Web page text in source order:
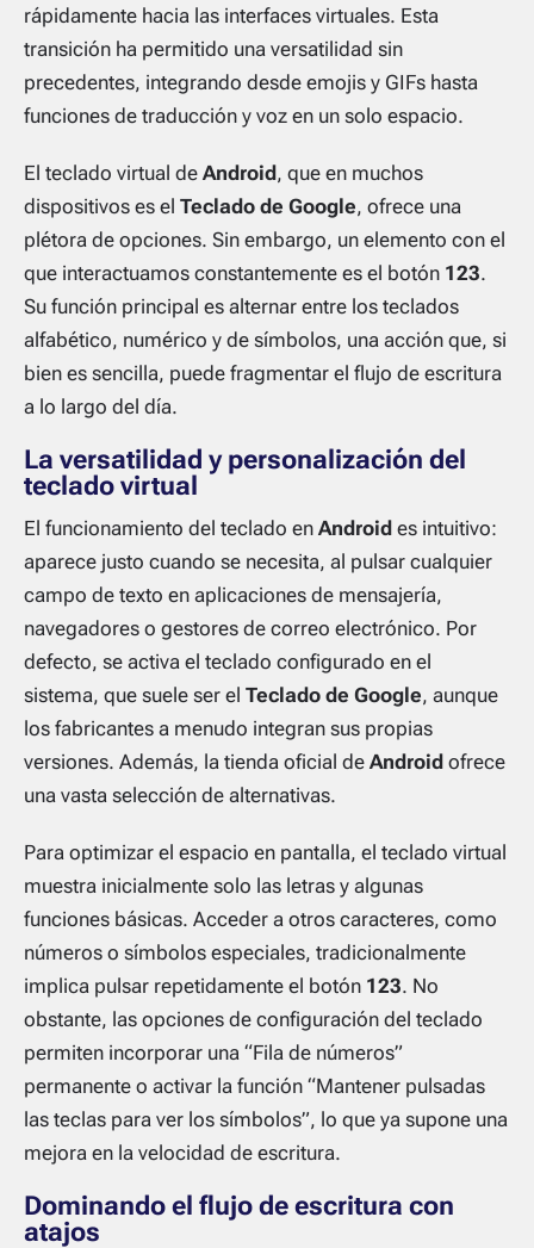
rápidamente hacia las interfaces virtuales. Esta
transición ha permitido una versatilidad sin
precedentes, integrando desde emojis y GIFs hasta
funciones de traducción y voz en un solo espacio.
El teclado virtual de Android, que en muchos
dispositivos es el Teclado de Google, ofrece una
plétora de opciones. Sin embargo, un elemento con el
que interactuamos constantemente es el botón 123.
Su función principal es alternar entre los teclados
alfabético, numérico y de símbolos, una acción que, si
bien es sencilla, puede fragmentar el flujo de escritura
a lo largo del día.
La versatilidad y personalización del
teclado virtual
El funcionamiento del teclado en Android es intuitivo:
aparece justo cuando se necesita, al pulsar cualquier
campo de texto en aplicaciones de mensajería,
navegadores o gestores de correo electrónico. Por
defecto, se activa el teclado configurado en el
sistema, que suele ser el Teclado de Google, aunque
los fabricantes a menudo integran sus propias
versiones. Además, la tienda oficial de Android ofrece
una vasta selección de alternativas.
Para optimizar el espacio en pantalla, el teclado virtual
muestra inicialmente solo las letras y algunas
funciones básicas. Acceder a otros caracteres, como
números o símbolos especiales, tradicionalmente
implica pulsar repetidamente el botón 123. No
obstante, las opciones de configuración del teclado
permiten incorporar una “Fila de números”
permanente o activar la función “Mantener pulsadas
las teclas para ver los símbolos”, lo que ya supone una
mejora en la velocidad de escritura.
Dominando el flujo de escritura con
atajos